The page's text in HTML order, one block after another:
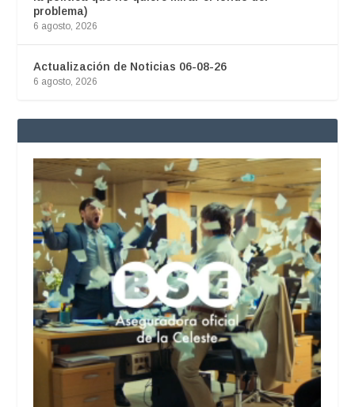
problema)
6 agosto, 2026
Actualización de Noticias 06-08-26
6 agosto, 2026